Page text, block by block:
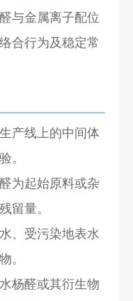
与金属离子配位
合行为及稳定常
产线上的中间体
。
为起始原料或杂
留量。
、受污染地表水
。
杨醛或其衍生物